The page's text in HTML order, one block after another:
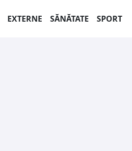
EXTERNE SĂNĂTATE SPORT